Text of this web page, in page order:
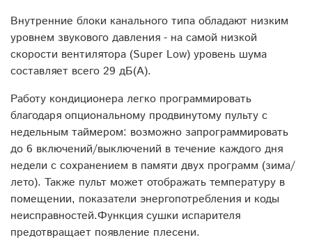
Внутренние блоки канального типа обладают низким
уровнем звукового давления - на самой низкой
скорости вентилятора (Super Low) уровень шума
составляет всего 29 дБ(А).
Работу кондиционера легко программировать
благодаря опциональному продвинутому пульту с
недельным таймером: возможно запрограммировать
до 6 включений/выключений в течение каждого дня
недели с сохранением в памяти двух программ (зима/
лето). Также пульт может отображать температуру в
помещении, показатели энергопотребления и коды
неисправностей.Функция сушки испарителя
предотвращает появление плесени.